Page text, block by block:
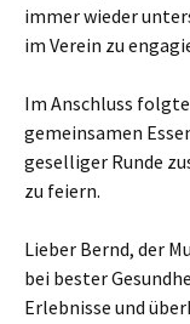
immer wieder
im Verein zu
Im Anschluss
gemeinsamen
geselliger Runde
zu feiern.
Lieber Bernd, der
bei bester
Erlebnisse und